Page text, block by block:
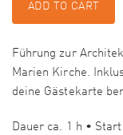
ADD TO CART
Führung zur
Marien Kirche.
deine Gästekarte
Dauer ca. 1 h •